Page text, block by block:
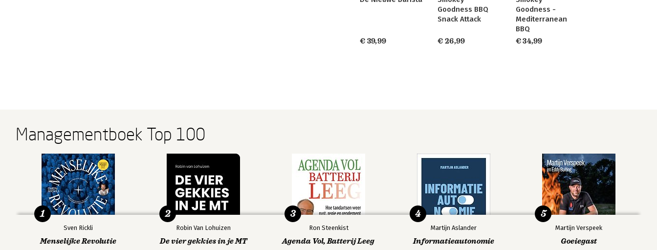
€ 39,99
Goodness BBQ
Snack Attack
€ 26,99
Goodness -
Mediterranean
BBQ
€ 34,99
Managementboek Top 100
Sven Rickli
Menselijke Revolutie
1
Robin Van Lohuizen
De vier gekkies in je MT
2
Ron Steenkist
Agenda Vol, Batterij Leeg
3
Martijn Aslander
Informatieautonomie
4
Martijn Verspeek
Goeiegast
5